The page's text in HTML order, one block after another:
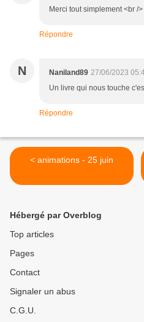
Merci tout simplement <br /
Répondre
N Naniland89 27/06/2023
Un livre qui nous touche
Répondre
< animations - 25 juin
Hébergé par Overblog
Top articles
Pages
Contact
Signaler un abus
C.G.U.